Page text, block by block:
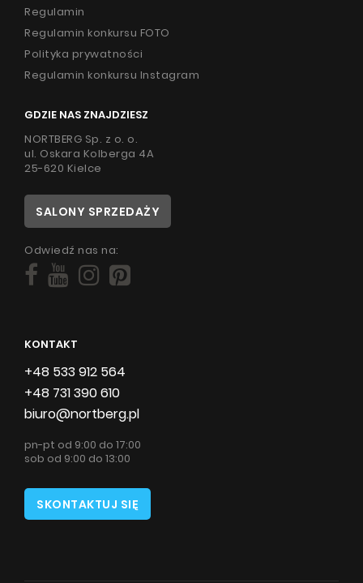
Regulamin
Regulamin konkursu FOTO
Polityka prywatności
Regulamin konkursu Instagram
GDZIE NAS ZNAJDZIESZ
NORTBERG Sp. z o. o.
ul. Oskara Kolberga 4A
25-620 Kielce
SALONY SPRZEDAŻY
Odwiedź nas na:
KONTAKT
+48 533 912 564
+48 731 390 610
biuro@nortberg.pl
pn-pt od 9:00 do 17:00
sob od 9:00 do 13:00
SKONTAKTUJ SIĘ